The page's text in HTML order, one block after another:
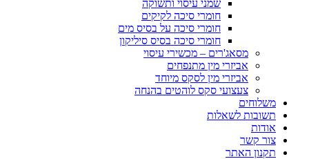
שמני עיסוי ותשוקה
חומרי סיכה לקיקים
חומרי סיכה על בסיס מים
חומרי סיכה בסיס סיליקון
מסאג'רים – מכשירי עיסוי
אביזרי מין מתנפחים
אביזרי מין לסקס מיוחד
צעצועי סקס לוהטים בהנחה
משלוחים
תשובות לשאלות
אודות
צור קשר
תקנון האתר